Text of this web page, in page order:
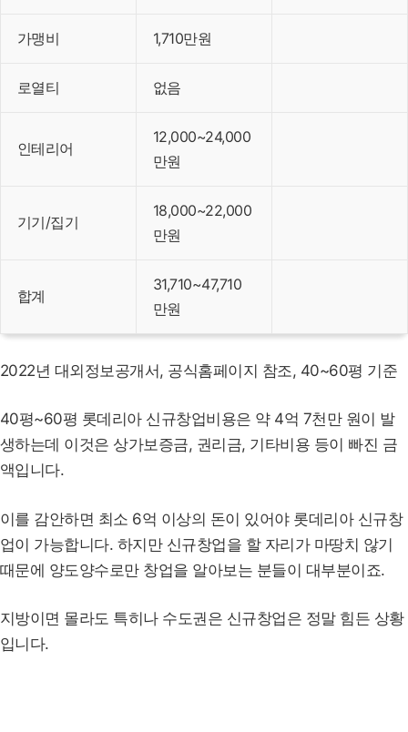
가맹비 1,710만원
로열티 없음
인테리어
12,000~24,000
만원
기기/집기
18,000~22,000
만원
합계
31,710~47,710
만원
2022년 대외정보공개서, 공식홈페이지 참조, 40~60평 기준
40평~60평 롯데리아 신규창업비용은 약 4억 7천만 원이 발
생하는데 이것은 상가보증금, 권리금, 기타비용 등이 빠진 금
액입니다.
이를 감안하면 최소 6억 이상의 돈이 있어야 롯데리아 신규창
업이 가능합니다. 하지만 신규창업을 할 자리가 마땅치 않기
때문에 양도양수로만 창업을 알아보는 분들이 대부분이죠.
지방이면 몰라도 특히나 수도권은 신규창업은 정말 힘든 상황
입니다.